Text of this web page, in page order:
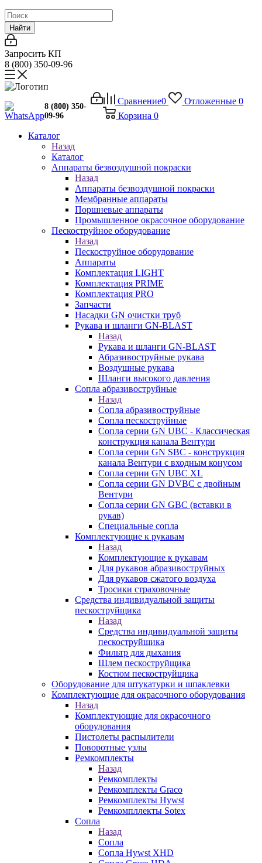
Найти
Запросить КП
8 (800) 350-09-96
Сравнение0 Отложенные 0
Корзина 0
8 (800) 350-
09-96
Каталог
Назад
Каталог
Аппараты безвоздушной покраски
Назад
Аппараты безвоздушной покраски
Мембранные аппараты
Поршневые аппараты
Промышленное окрасочное оборудование
Пескоструйное оборудование
Назад
Пескоструйное оборудование
Аппараты
Комплектация LIGHT
Комплектация PRIME
Комплектация PRO
Запчасти
Насадки GN очистки труб
Рукава и шланги GN-BLAST
Назад
Рукава и шланги GN-BLAST
Абразивоструйные рукава
Воздушные рукава
Шланги высокого давления
Сопла абразивоструйные
Назад
Сопла абразивоструйные
Сопла пескоструйные
Сопла серии GN UBC - Классическая
конструкция канала Вентури
Сопла серии GN SBC - конструкция
канала Вентури c входным конусом
Сопла серии GN UBC XL
Сопла серии GN DVBC с двойным
Вентури
Сопла серии GN GBC (вставки в
рукав)
Специальные сопла
Комплектующие к рукавам
Назад
Комплектующие к рукавам
Для рукавов абразивоструйных
Для рукавов сжатого воздуха
Тросики страховочные
Средства индивидуальной защиты
пескоструйщика
Назад
Средства индивидуальной защиты
пескоструйщика
Фильтр для дыхания
Шлем пескоструйщика
Костюм пескоструйщика
Оборудование для штукатурки и шпаклевки
Комплектующие для окрасочного оборудования
Назад
Комплектующие для окрасочного
оборудования
Пистолеты распылители
Поворотные узлы
Ремкомплекты
Назад
Ремкомплекты
Ремкомплекты Graco
Ремкомплекты Hywst
Ремкомпллекты Sotex
Сопла
Назад
Сопла
Сопла Hywst XHD